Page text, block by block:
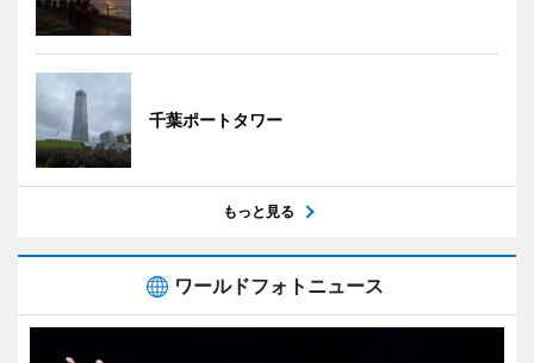
千葉ポートタワー
もっと見る
ワールドフォトニュース